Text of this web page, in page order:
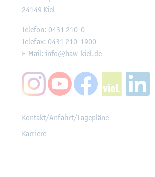
24149 Kiel
Te­le­fon: 0431 210-0
Te­le­fax: 0431 210-1900
E-Mail: info@​haw-​kiel.​de
Kon­takt/An­fahrt/La­ge­plä­ne
Kar­rie­re